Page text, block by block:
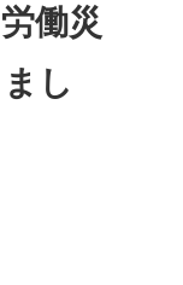
働災
し